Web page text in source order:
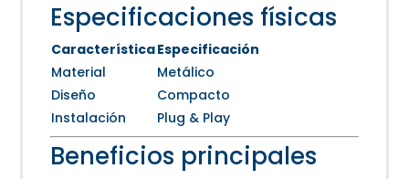
Especificaciones físicas
CaracterísticaEspecificación
Material
Metálico
Diseño
Compacto
Instalación
Plug & Play
Beneficios principales